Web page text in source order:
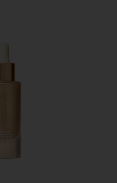
??????? ??? ???? ? ???????